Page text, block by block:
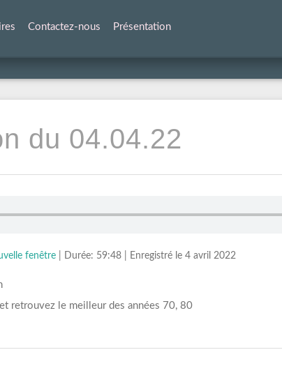
Contactez-nous Présentation
du 04.04.22
fenêtre| Durée: 59:48| Enregistré le 4 avril 2022
retrouvez le meilleur des années 70, 80